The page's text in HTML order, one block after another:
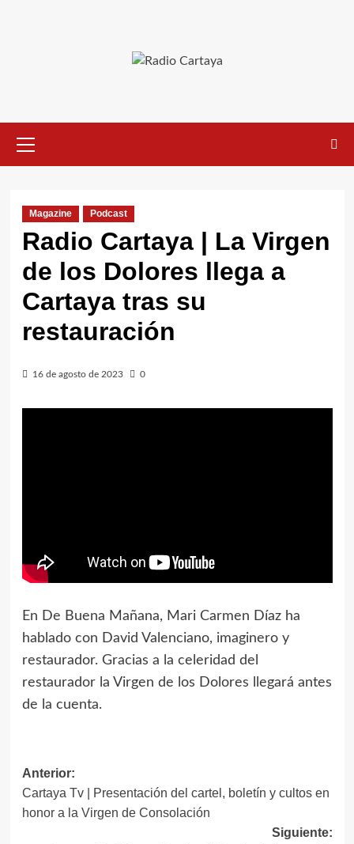
Magazine Podcast
Radio Cartaya | La Virgen
de los Dolores llega a
Cartaya tras su
restauración
16 de agosto de 2023 0
En De Buena Mañana, Mari Carmen Díaz ha
hablado con David Valenciano, imaginero y
restaurador. Gracias a la celeridad del
restaurador la Virgen de los Dolores llegará antes
de la cuenta.
Anterior:
Cartaya Tv | Presentación del cartel, boletín y cultos en
honor a la Virgen de Consolación
Siguiente: